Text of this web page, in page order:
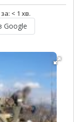
< 1 хв.
Google